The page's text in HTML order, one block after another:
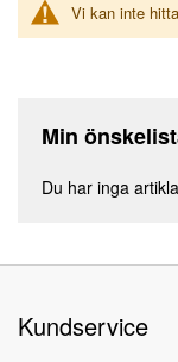
Vi kan inte
Min
Du har inga
Kundservice